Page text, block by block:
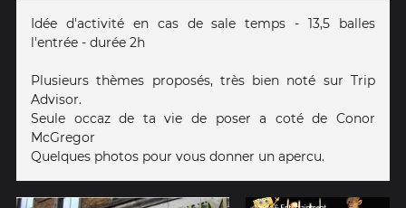
Idée d'activité en cas de sale temps - 13,5 balles
l'entrée - durée 2h
Plusieurs thèmes proposés, très bien noté sur Trip
Advisor.
Seule occaz de ta vie de poser a coté de Conor
McGregor
Quelques photos pour vous donner un apercu.